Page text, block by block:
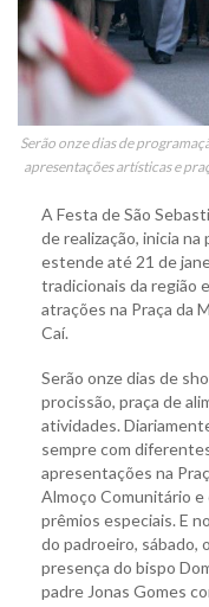
Serão onze dias de
apresentações artísticas e
A Festa de São
de realização, inicia
estende até 21 de
tradicionais da região
atrações na Praça da
Caí.
Serão onze dias de
procissão, praça de
atividades.
sempre com
apresentações na
Almoço Comunitário
prêmios especiais. E
do padroeiro, sábado,
presença do bispo
padre Jonas Gomes